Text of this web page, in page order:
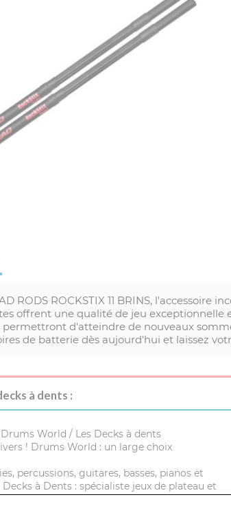
RODS ROCKSTIX 11 BRINS,
offrent une qualité de jeu
d'atteindre de nouveaux
de batterie dès aujourd'hui et laissez
à dents :
Drums World / Les Decks à dents
! Drums World : un large choix
percussions, guitares, basses, pianos et
Decks à Dents : spécialiste jeux de plateau et